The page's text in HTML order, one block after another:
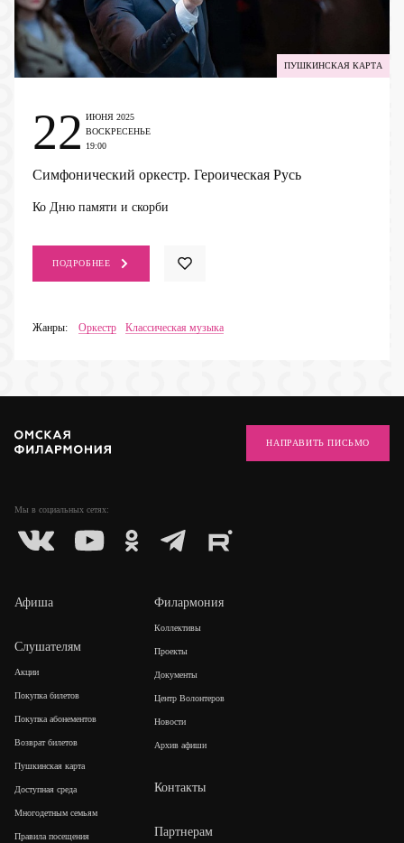
ПУШКИНСКАЯ КАРТА
Симфонический оркестр. Героическая Русь
Ко Дню памяти и скорби
Жанры: Оркестр Классическая музыка
22 ИЮНЯ 2025
ВОСКРЕСЕНЬЕ
19:00
ПОДРОБНЕЕ
Мы в социальных сетях:
НАПРАВИТЬ ПИСЬМО
Афиша
Слушателям
Акции
Покупка билетов
Покупка абонементов
Возврат билетов
Пушкинская карта
Доступная среда
Многодетным семьям
Правила посещения
Филармония
Коллективы
Проекты
Документы
Центр Волонтеров
Новости
Архив афиши
Контакты
Партнерам